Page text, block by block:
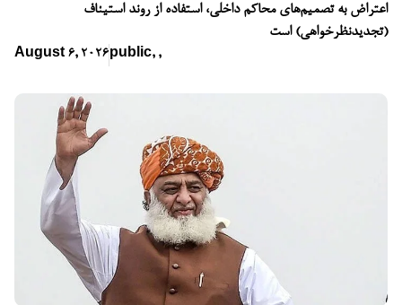
اعتراض به تصمیم‌های محاکم داخلی، استفاده از روند استیناف
(تجدیدنظرخواهی) است
August 6, 2026 public, ,